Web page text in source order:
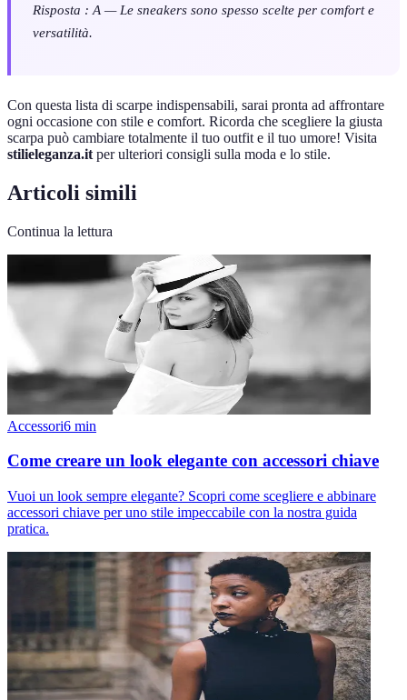
Risposta : A — Le sneakers sono spesso scelte per comfort e
versatilità.
Con questa lista di scarpe indispensabili, sarai pronta ad affrontare
ogni occasione con stile e comfort. Ricorda che scegliere la giusta
scarpa può cambiare totalmente il tuo outfit e il tuo umore! Visita
stilieleganza.it per ulteriori consigli sulla moda e lo stile.
Articoli simili
Continua la lettura
Accessori6 min
Come creare un look elegante con accessori chiave
Vuoi un look sempre elegante? Scopri come scegliere e abbinare
accessori chiave per uno stile impeccabile con la nostra guida
pratica.